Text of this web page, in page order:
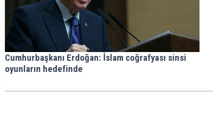
Cumhurbaşkanı Erdoğan: İslam coğrafyası sinsi
oyunların hedefinde
.